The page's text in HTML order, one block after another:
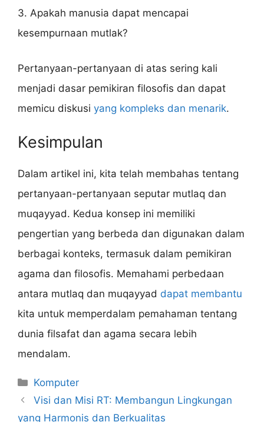
3. Apakah manusia dapat mencapai
kesempurnaan mutlak?
Pertanyaan-pertanyaan di atas sering kali
menjadi dasar pemikiran filosofis dan dapat
memicu diskusi yang kompleks dan menarik.
Kesimpulan
Dalam artikel ini, kita telah membahas tentang
pertanyaan-pertanyaan seputar mutlaq dan
muqayyad. Kedua konsep ini memiliki
pengertian yang berbeda dan digunakan dalam
berbagai konteks, termasuk dalam pemikiran
agama dan filosofis. Memahami perbedaan
antara mutlaq dan muqayyad dapat membantu
kita untuk memperdalam pemahaman tentang
dunia filsafat dan agama secara lebih
mendalam.
Categories
Komputer
Visi dan Misi RT: Membangun Lingkungan
yang Harmonis dan Berkualitas